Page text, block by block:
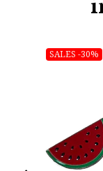
SALES -30%